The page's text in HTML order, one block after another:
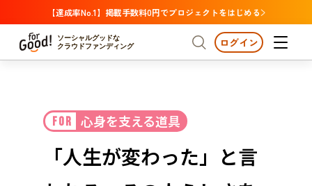
【達成率No.1】掲載手数料0円でプロジェクトをはじめる
ソーシャルグッドな
クラウドファンディング
プロジェクトからさがす
カテゴリーからさがす 国際協力
医療・福祉
注目 新着
支援金額が多い
支援人数が多い
終了日が近い
カテゴリーからさがす
ログイン
FOR 心身を支える道具
「人生が変わった」と言